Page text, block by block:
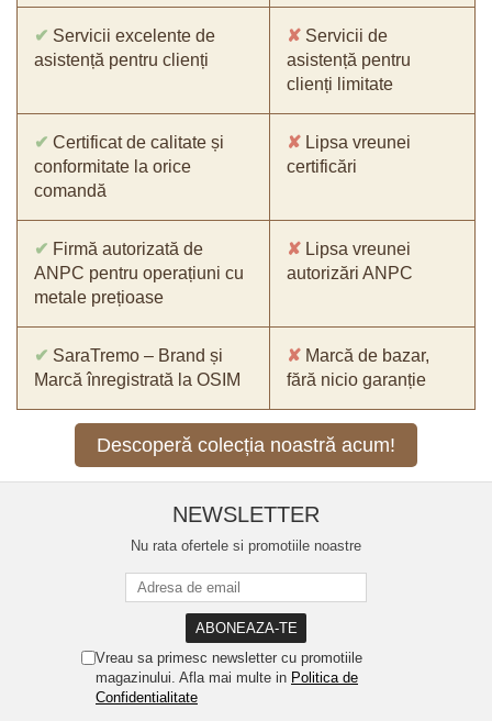
✔ Servicii excelente de
asistență pentru clienți
✘ Servicii de
asistență pentru
clienți limitate
✔ Certificat de calitate și
conformitate la orice
comandă
✘ Lipsa vreunei
certificări
✔ Firmă autorizată de
ANPC pentru operațiuni cu
metale prețioase
✘ Lipsa vreunei
autorizări ANPC
✔ SaraTremo – Brand și
Marcă înregistrată la OSIM
✘ Marcă de bazar,
fără nicio garanție
Descoperă colecția noastră acum!
NEWSLETTER
Nu rata ofertele si promotiile noastre
Vreau sa primesc newsletter cu promotiile
magazinului. Afla mai multe in Politica de
Confidentialitate